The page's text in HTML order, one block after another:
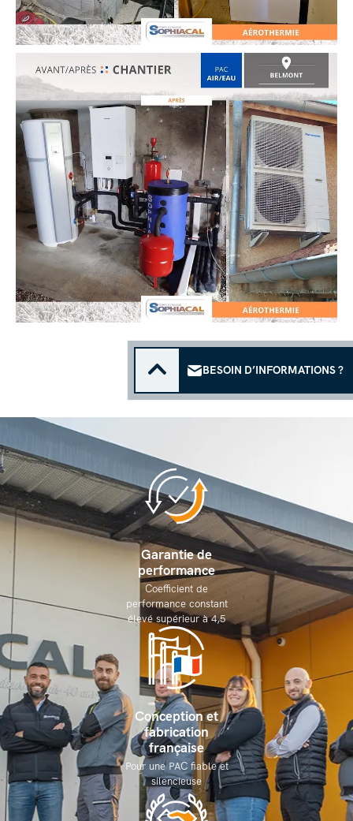
BESOIN D’INFORMATIONS ?
Garantie de
performance
Coefficient de
performance constant
élevé supérieur à 4,5
Conception et
fabrication
française
Pour une PAC fiable et
silencieuse